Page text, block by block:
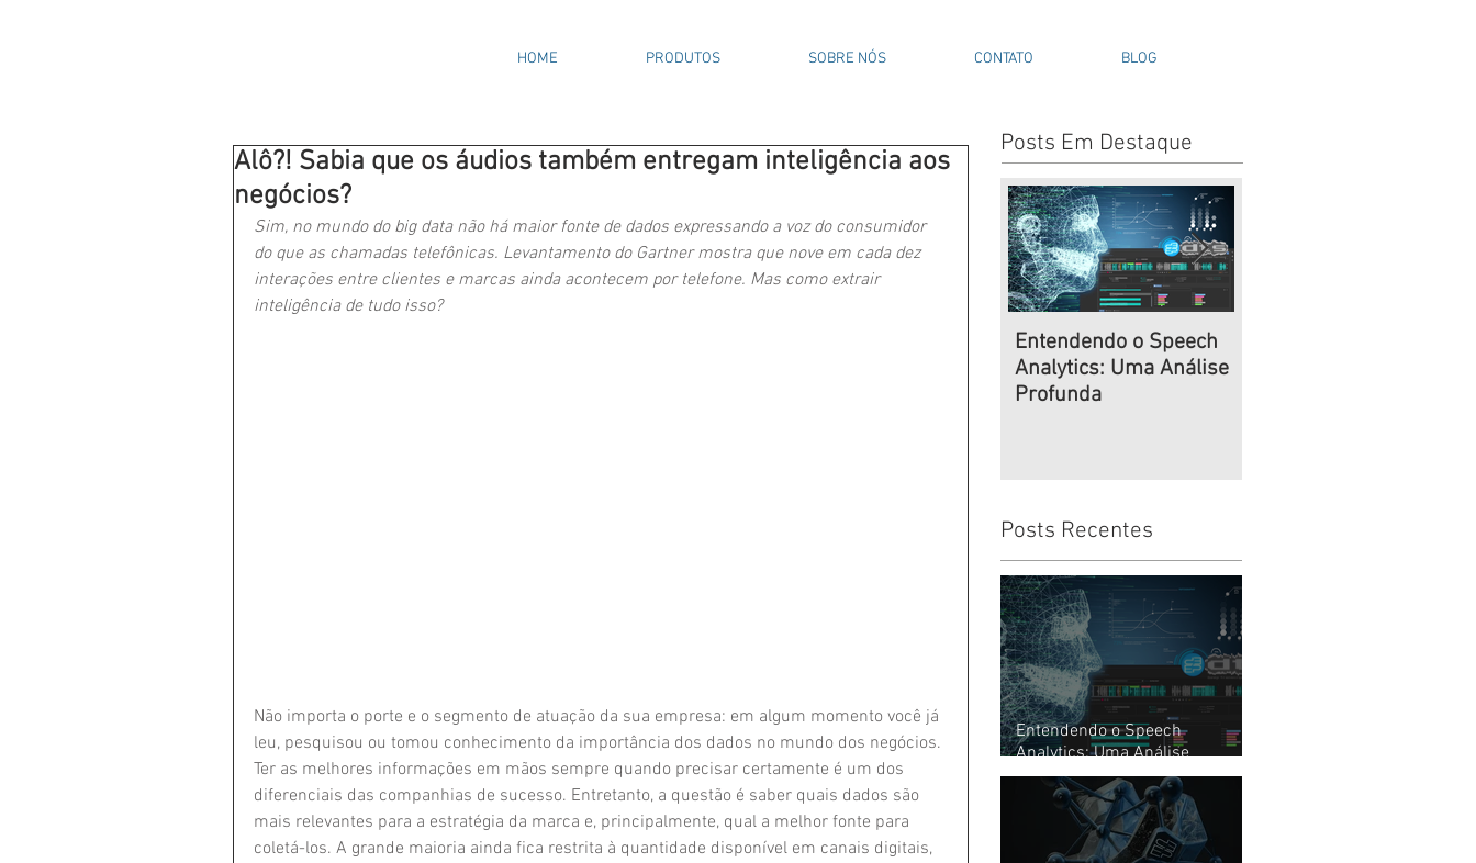
HOME PRODUTOS SOBRE NÓS CONTATO BLOG
Alô?! Sabia que os áudios também entregam inteligência aos
negócios?
Sim, no mundo do big data não há maior fonte de dados expressando a voz do consumidor
do que as chamadas telefônicas. Levantamento do Gartner mostra que nove em cada dez
interações entre clientes e marcas ainda acontecem por telefone. Mas como extrair
inteligência de tudo isso?
Não importa o porte e o segmento de atuação da sua empresa: em algum momento você já
leu, pesquisou ou tomou conhecimento da importância dos dados no mundo dos negócios.
Ter as melhores informações em mãos sempre quando precisar certamente é um dos
diferenciais das companhias de sucesso. Entretanto, a questão é saber quais dados são
mais relevantes para a estratégia da marca e, principalmente, qual a melhor fonte para
coletá-los. A grande maioria ainda fica restrita à quantidade disponível em canais digitais,
Posts Em Destaque
Entendendo o Speech
Analytics: Uma Análise
Profunda
Posts Recentes
Entendendo o Speech
Analytics: Uma Análise
Profunda